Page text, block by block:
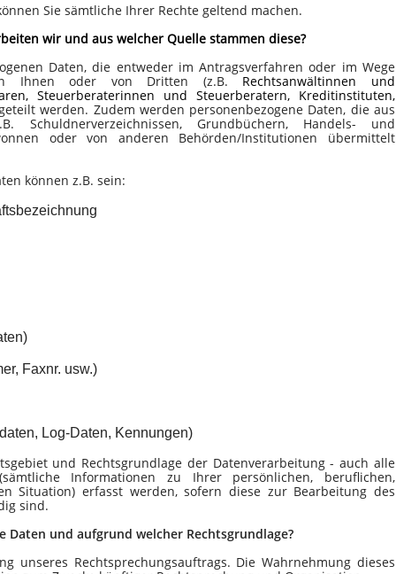
Sie sämtliche Ihrer Rechte geltend machen.
wir und aus welcher Quelle stammen diese?
Daten, die entweder im Antragsverfahren oder im Wege
Ihnen oder von Dritten (z.B.
Rechtsanwältinnen und
Steuerberaterinnen und Steuerberatern, Kreditinstituten,
werden. Zudem werden personenbezogene Daten, die aus
Schuldnerverzeichnissen, Grundbüchern, Handels- und
oder von anderen Behörden/Institutionen übermittelt
können z.B. sein:
Faxnr. usw.)
Log-Daten, Kennungen)
und Rechtsgrundlage der Datenverarbeitung - auch alle
Informationen zu Ihrer persönlichen, beruflichen,
Situation) erfasst werden, sofern diese zur Bearbeitung des
sind.
Daten und aufgrund welcher Rechtsgrundlage?
unseres Rechtsprechungsauftrags. Die Wahrnehmung dieses